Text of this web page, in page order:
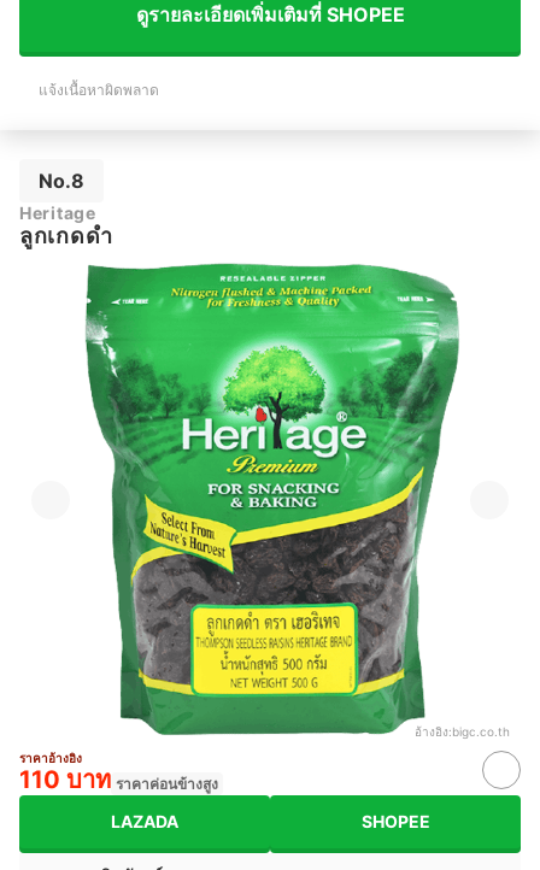
ดูรายละเอียดเพิ่มเติมที่ SHOPEE
แจ้งเนื้อหาผิดพลาด
No.8
Heritage
ลูกเกดดำ
อ้างอิง:bigc.co.th
ราคาอ้างอิง
110 บาท ราคาค่อนข้างสูง
LAZADA SHOPEE